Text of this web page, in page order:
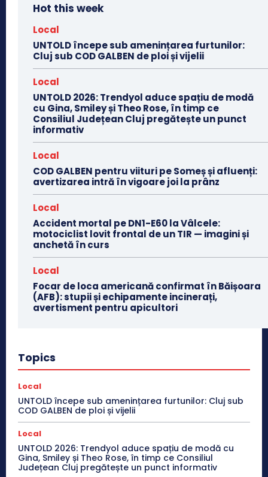
Hot this week
Local
UNTOLD începe sub amenințarea furtunilor:
Cluj sub COD GALBEN de ploi și vijelii
Local
UNTOLD 2026: Trendyol aduce spațiu de modă
cu Gina, Smiley și Theo Rose, în timp ce
Consiliul Județean Cluj pregătește un punct
informativ
Local
COD GALBEN pentru viituri pe Someș și afluenți:
avertizarea intră în vigoare joi la prânz
Local
Accident mortal pe DN1-E60 la Vâlcele:
motociclist lovit frontal de un TIR — imagini și
anchetă în curs
Local
Focar de loca americană confirmat în Băișoara
(AFB): stupii și echipamente incinerați,
avertisment pentru apicultori
Topics
Local
UNTOLD începe sub amenințarea furtunilor: Cluj sub
COD GALBEN de ploi și vijelii
Local
UNTOLD 2026: Trendyol aduce spațiu de modă cu
Gina, Smiley și Theo Rose, în timp ce Consiliul
Județean Cluj pregătește un punct informativ